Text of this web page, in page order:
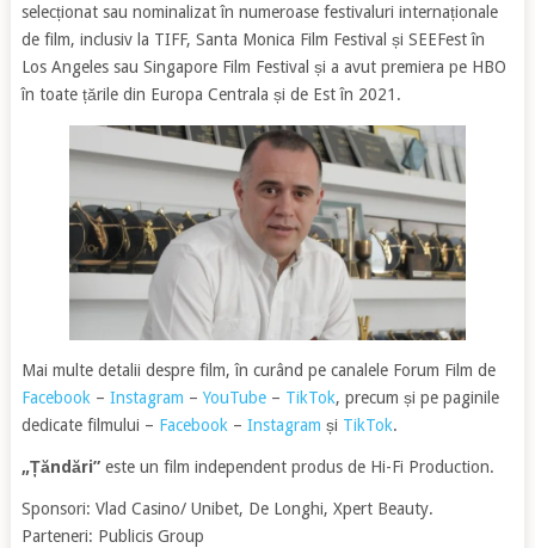
selecționat sau nominalizat în numeroase festivaluri internaționale
de film, inclusiv la TIFF, Santa Monica Film Festival și SEEFest în
Los Angeles sau Singapore Film Festival și a avut premiera pe HBO
în toate țările din Europa Centrala și de Est în 2021.
Mai multe detalii despre film, în curând pe canalele Forum Film de
Facebook– Instagram – YouTube– TikTok, precum și pe paginile
dedicate filmului – Facebook– Instagram și TikTok.
„Țăndări”este un film independent produs de Hi-Fi Production.
Sponsori: Vlad Casino/ Unibet, De Longhi, Xpert Beauty.
Parteneri: Publicis Group